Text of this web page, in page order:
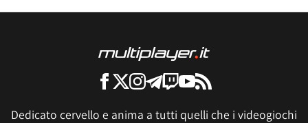
Dedicato cervello e anima a tutti quelli che i videogiochi